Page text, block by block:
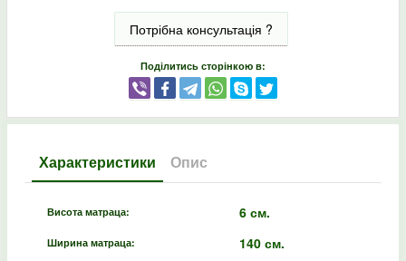
Потрібна консультація ?
Поділитись сторінкою в:
Характеристики Опис
Висота матраца: 6 см.
Ширина матраца: 140 см.